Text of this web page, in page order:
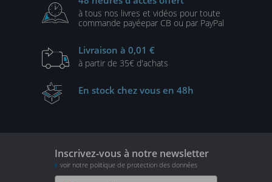
à tous nos livres et vidéos pour toute
commande payéepar CB ou par PayPal
Livraison à 0,01 €
à partir de 35€ d'achats
En stock chez vous en 48h
Inscrivez-vous à notre newsletter
voir notre politique de protection des données